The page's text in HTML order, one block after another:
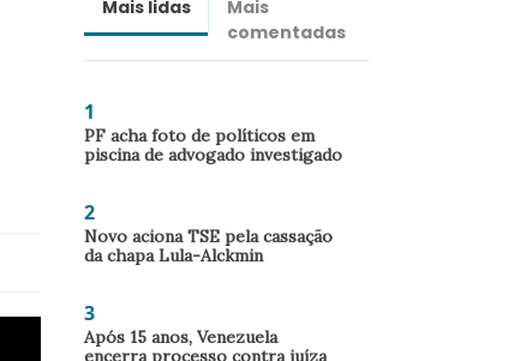
Mais lidas
Mais
comentadas
1
PF acha foto de políticos em
piscina de advogado investigado
2
Novo aciona TSE pela cassação
da chapa Lula-Alckmin
3
Após 15 anos, Venezuela
encerra processo contra juíza